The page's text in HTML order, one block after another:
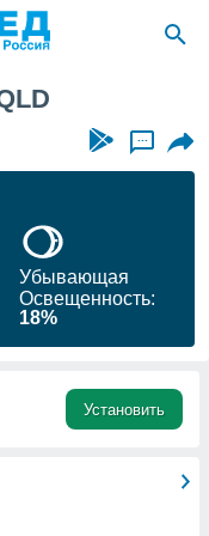
...
Убывающая
Освещенность:
18%
Установить